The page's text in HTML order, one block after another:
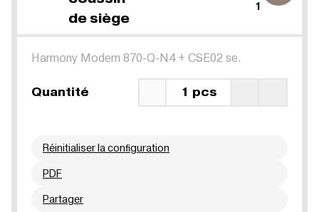
de siège
1
Harmony Modern 870-Q-N4+ CSE02 se.
Quantité 1 pcs
Réinitialiser la configuration
PDF
Partager